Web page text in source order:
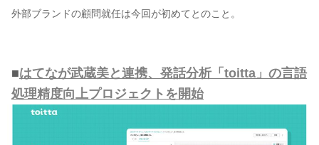
外部ブランドの顧問就任は今回が初めてとのこと。
■はてなが武蔵美と連携、発話分析「toitta」の言語
処理精度向上プロジェクトを開始